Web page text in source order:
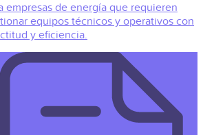
empresas de energía que requieren
equipos técnicos y operativos con
y eficiencia.